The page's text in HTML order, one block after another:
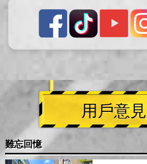
用戶意見
難忘回憶